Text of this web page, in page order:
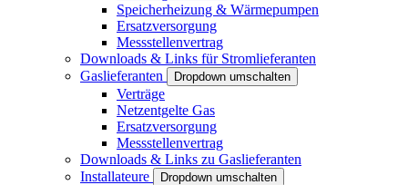
Speicherheizung & Wärmepumpen
Ersatzversorgung
Messstellenvertrag
Downloads & Links für Stromlieferanten
Gaslieferanten
Dropdown umschalten
Verträge
Netzentgelte Gas
Ersatzversorgung
Messstellenvertrag
Downloads & Links zu Gaslieferanten
Installateure
Dropdown umschalten